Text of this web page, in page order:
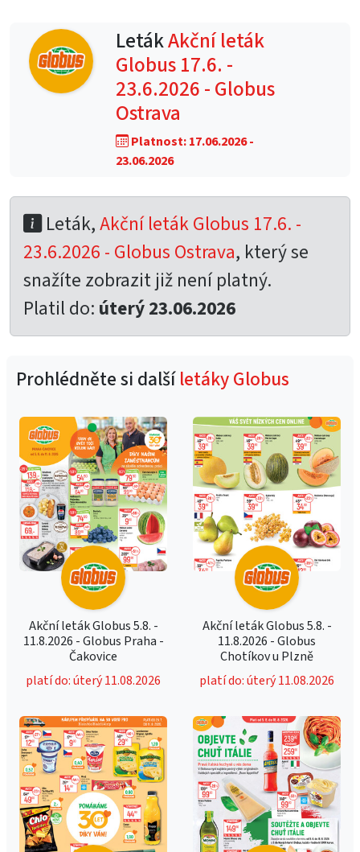
LetákAkční leták
Globus 17.6. -
23.6.2026 - Globus
Ostrava
Platnost: 17.06.2026 -
23.06.2026
Leták,Akční leták Globus 17.6. -
23.6.2026 - Globus Ostrava, který se
snažíte zobrazit již není platný.
Platil do: úterý 23.06.2026
Prohlédněte si dalšíletáky Globus
Akční leták Globus 5.8. -
11.8.2026 - Globus Praha -
Čakovice
platí do: úterý 11.08.2026
Akční leták Globus 5.8. -
11.8.2026 - Globus
Chotíkov u Plzně
platí do: úterý 11.08.2026